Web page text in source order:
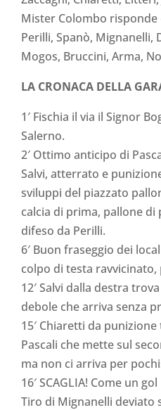
Mister Colombo risponde
Perilli, Spanò, Mignanelli,
Mogos, Bruccini, Arma,
LA CRONACA DELLA
1′ Fischia il via il Signor
Salerno.
2′ Ottimo anticipo di
Salvi, atterrato e
sviluppi del piazzato
calcia di prima, pallone di
difeso da Perilli.
6′ Buon fraseggio dei
colpo di testa
12′ Salvi dalla destra
debole che arriva senza
15′ Chiaretti da
Pascali che mette sul
ma non ci arriva per
16′ SCAGLIA! Come un
Tiro di Mignanelli deviato